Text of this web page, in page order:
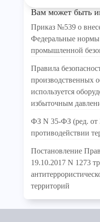
Вам может быть
Приказ №539 о
Федеральные нормы
промышленной
Правила
производственных
используется
избыточным
ФЗ N 35-ФЗ (ред. от
противодействии
Постановление
19.10.2017 N 1273
территорий